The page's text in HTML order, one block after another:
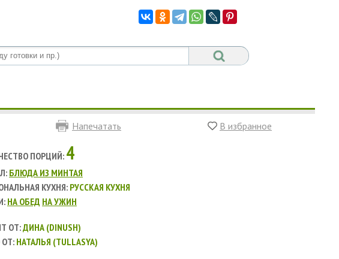
Напечатать В избранное
ПОРЦИЙ: 4
БЛЮДА ИЗ МИНТАЯ
КУХНЯ: РУССКАЯ КУХНЯ
НА ОБЕД НА УЖИН
ОТ:ДИНА (DINUSH)
НАТАЛЬЯ (TULLASYA)